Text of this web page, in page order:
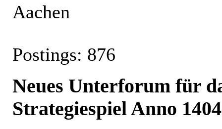
Aachen
Postings: 876
Neues Unterforum für
Strategiespiel Anno 1404